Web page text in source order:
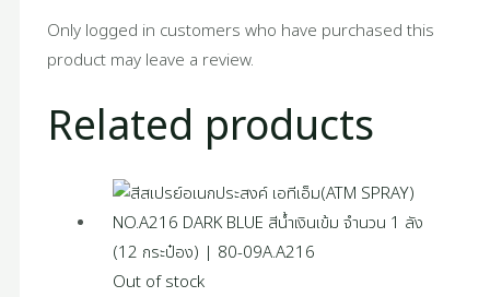
Only logged in customers who have purchased this
product may leave a review.
Related products
Out of stock